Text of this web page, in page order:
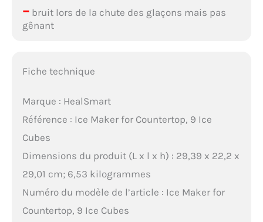
–bruit lors de la chute des glaçons mais pas
gênant
Fiche technique
Marque : HealSmart
Référence : Ice Maker for Countertop, 9 Ice
Cubes
Dimensions du produit (L x l x h) : 29,39 x 22,2 x
29,01 cm; 6,53 kilogrammes
Numéro du modèle de l’article : Ice Maker for
Countertop, 9 Ice Cubes